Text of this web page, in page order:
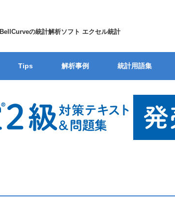
BellCurveの統計解析ソフト エクセル統計
Tips 解析事例 統計用語集